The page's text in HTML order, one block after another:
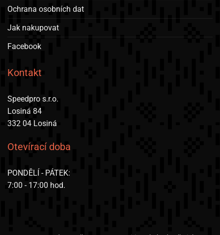
Ochrana osobních dat
Jak nakupovat
Facebook
Kontakt
Speedpro s.r.o.
Losiná 84
332 04 Losiná
Otevírací doba
PONDĚLÍ - PÁTEK:
7:00 - 17:00 hod.